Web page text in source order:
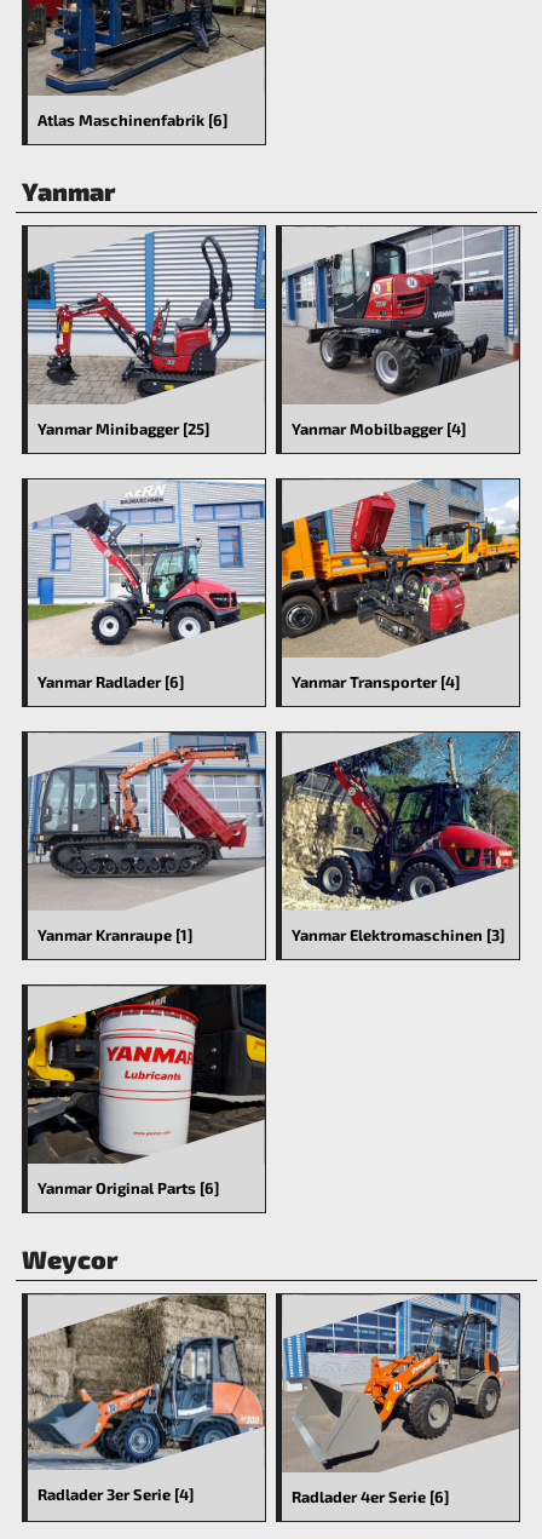
Atlas Maschinenfabrik [6]
Yanmar
Yanmar Minibagger [25] Yanmar Mobilbagger [4]
Yanmar Radlader [6] Yanmar Transporter [4]
Yanmar Kranraupe [1] Yanmar Elektromaschinen [3]
Yanmar Original Parts [6]
Weycor
Radlader 3er Serie [4] Radlader 4er Serie [6]